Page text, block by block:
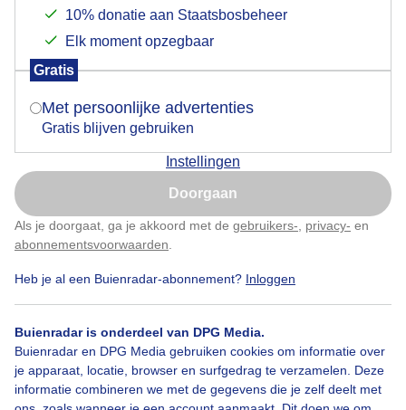
10% donatie aan Staatsbosbeheer
Elk moment opzegbaar
Gratis
Met persoonlijke advertenties
Gratis blijven gebruiken
Instellingen
Doorgaan
Als je doorgaat, ga je akkoord met de gebruikers- privacy- en
abonnementsvoorwaarden
Heb je al een Buienradar-abonnement? Inloggen
Buienradar is onderdeel van DPG Media.
Buienradar en DPG Media gebruiken cookies om informatie over
je apparaat, locatie, browser en surfgedrag te verzamelen. Deze
informatie combineren we met de gegevens die je zelf deelt met
Haarlem het Spaarne vandaag in de zon
Door: Jos Hendriks Gemaakt: 12-11-2025, 40x bekeken
Grachten Herfst
verschijnt er zo een pop-up uit je browser waarin
Is goed, toon de popup
Nu niet, misschien later
Klik hierom dit aan te passen